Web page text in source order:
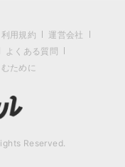
利用規約
運営会社
よくある質問
ために
Reserved.